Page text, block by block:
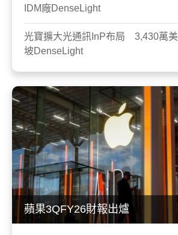
IDM廠DenseLight
光寶擴大光通訊InP布局 3,430萬
坡DenseLight
蘋果3QFY26財報出爐